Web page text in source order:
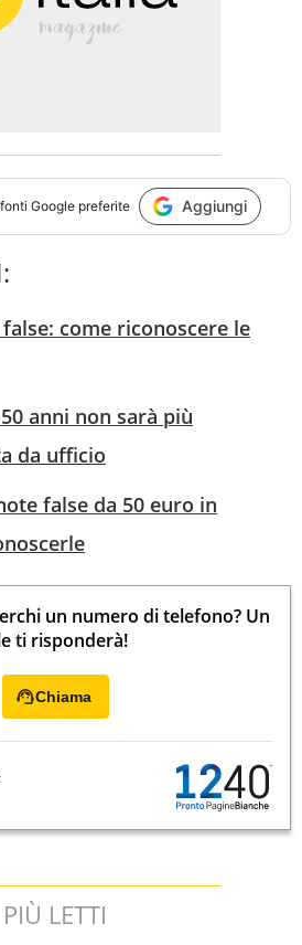
Google preferite Aggiungi
come riconoscere le
anni non sarà più
da ufficio
false da 50 euro in
un numero di telefono? Un
ti risponderà!
Chiama
PIÙ LETTI